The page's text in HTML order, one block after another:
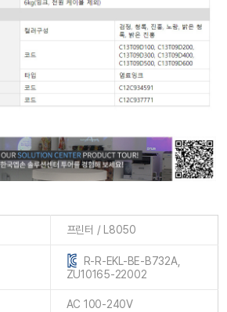
프린터 / L8050
R-R-EKL-BE-B732A,
ZU10165-22002
AC 100-240V